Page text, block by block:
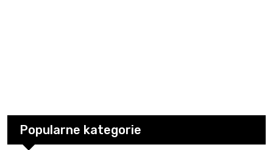
Popularne kategorie